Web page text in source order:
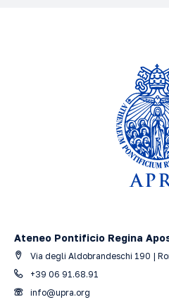
Ateneo Pontificio Regina
Via degli Aldobrandeschi 190 |
+39 06 91.68.91
info@upra.org